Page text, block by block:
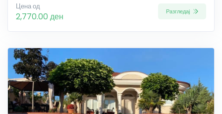
Цена од
2,770.00 ден Разгледај